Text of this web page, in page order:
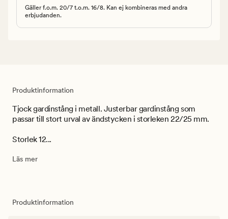
Gäller f.o.m. 20/7 t.o.m. 16/8. Kan ej kombineras med andra
erbjudanden.
Produktinformation
Tjock gardinstång i metall. Justerbar gardinstång som
passar till stort urval av ändstycken i storleken 22/25 mm.
Storlek 12...
Läs mer
Produktinformation